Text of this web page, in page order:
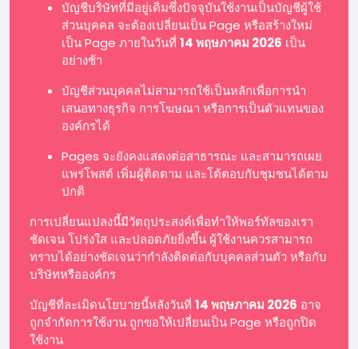
บัญชีบริษัทที่มีอยู่เดิมซึ่งปัจจุบันใช้งานเป็นบัญชีผู้ใช้
ส่วนบุคคล จะต้องเปลี่ยนเป็น Page หรือสร้างใหม่
เป็น Page ภายในวันที่ 14 พฤษภาคม 2026 เป็น
อย่างช้า
บัญชีส่วนบุคคลไม่สามารถใช้เป็นหลักเพื่อการนำ
เสนอทางธุรกิจ การโฆษณา หรือการเป็นตัวแทนของ
องค์กรได้
Pages จะยังคงแสดงต่อสาธารณะ และสามารถเผย
แพร่โพสต์ เพิ่มผู้ติดตาม และโต้ตอบกับชุมชนได้ตาม
ปกติ
การเปลี่ยนแปลงนี้มีวัตถุประสงค์เพื่อทำให้พอร์ทัลของเรา
ชัดเจน โปร่งใส และปลอดภัยยิ่งขึ้น ผู้ใช้งานควรสามารถ
ทราบได้อย่างชัดเจนว่ากำลังติดต่อกับบุคคลส่วนตัว หรือกับ
บริษัทหรือองค์กร
บัญชีที่ละเมิดนโยบายนี้หลังวันที่ 14 พฤษภาคม 2026 อาจ
ถูกจำกัดการใช้งาน ถูกขอให้เปลี่ยนเป็น Page หรือถูกปิด
ใช้งาน